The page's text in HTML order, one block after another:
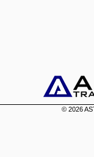
© 2026